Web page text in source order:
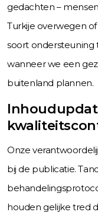
gedachten –
Turkije overwegen
soort ondersteuning
wanneer we een
buitenland plannen.
Onze
bij de publicatie.
houden gelijke tred